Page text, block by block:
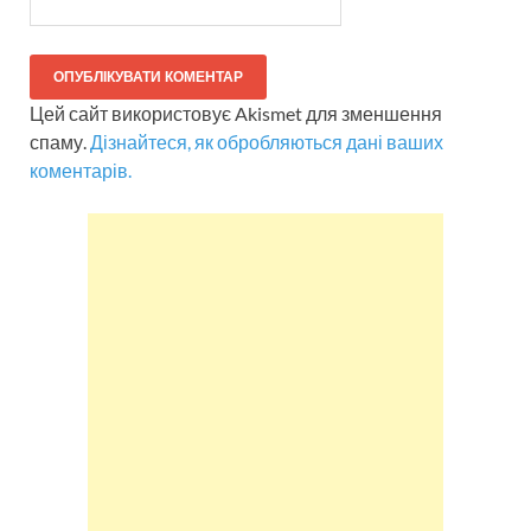
Цей сайт використовує Akismet для зменшення
спаму.Дізнайтеся, як обробляються дані ваших
коментарів.